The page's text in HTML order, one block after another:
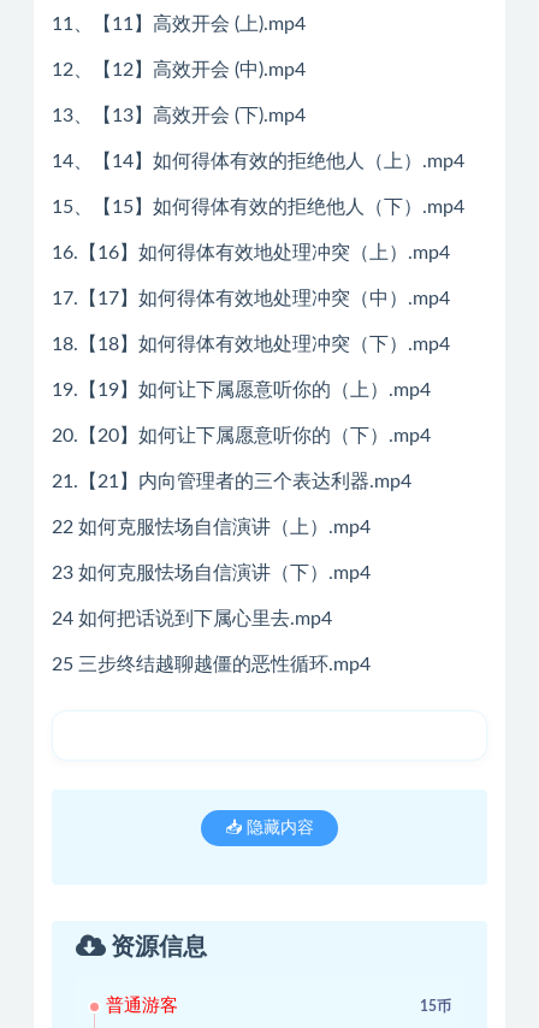
11、【11】高效开会 (上).mp4
12、【12】高效开会 (中).mp4
13、【13】高效开会 (下).mp4
14、【14】如何得体有效的拒绝他人（上）.mp4
15、【15】如何得体有效的拒绝他人（下）.mp4
16.【16】如何得体有效地处理冲突（上）.mp4
17.【17】如何得体有效地处理冲突（中）.mp4
18.【18】如何得体有效地处理冲突（下）.mp4
19.【19】如何让下属愿意听你的（上）.mp4
20.【20】如何让下属愿意听你的（下）.mp4
21.【21】内向管理者的三个表达利器.mp4
22 如何克服怯场自信演讲（上）.mp4
23 如何克服怯场自信演讲（下）.mp4
24 如何把话说到下属心里去.mp4
25 三步终结越聊越僵的恶性循环.mp4
📥 隐藏内容
资源信息
普通游客 15币